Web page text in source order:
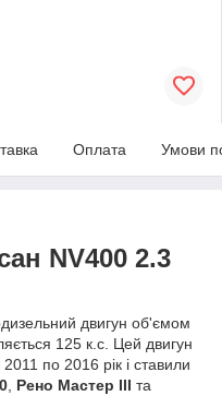
Оплата Умови
NV400 2.3
двигун об'ємом
125 к.с. Цей двигун
по 2016 рік і ставили
, Рено Мастер III та